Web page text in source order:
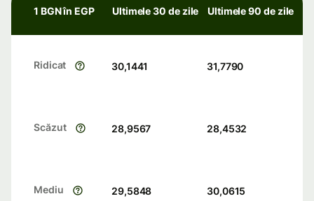
1 BGN în EGP Ultimele 30 de zile Ultimele 90 de zile
Ridicat 30,1441 31,7790
Scăzut 28,9567 28,4532
Mediu 29,5848 30,0615